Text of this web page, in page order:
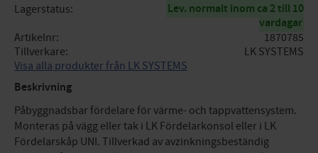
Lagerstatus
Lev. normalt inom ca 2 till 10
vardagar
Artikelnr
1870785
Tillverkare
LK SYSTEMS
Visa alla produkter från LK SYSTEMS
Beskrivning
Påbyggnadsbar fördelare för värme- och tappvattensystem.
Monteras på vägg eller tak i LK Fördelarkonsol eller i LK
Fördelarskåp UNI. Tillverkad av avzinkningsbeständig